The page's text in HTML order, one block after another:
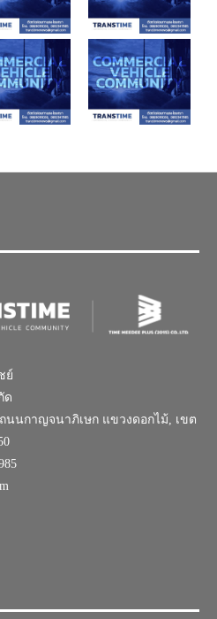
ย์
ด
นนกาญจนาภิเษก แขวงดอกไม้, เขต